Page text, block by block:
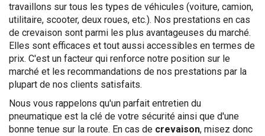
travaillons sur tous les types de véhicules (voiture, camion,
utilitaire, scooter, deux roues, etc.). Nos prestations en cas
de crevaison sont parmi les plus avantageuses du marché.
Elles sont efficaces et tout aussi accessibles en termes de
prix. C'est un facteur qui renforce notre position sur le
marché et les recommandations de nos prestations par la
plupart de nos clients satisfaits.
Nous vous rappelons qu'un parfait entretien du
pneumatique est la clé de votre sécurité ainsi que d'une
bonne tenue sur la route. En cas de crevaison, misez donc